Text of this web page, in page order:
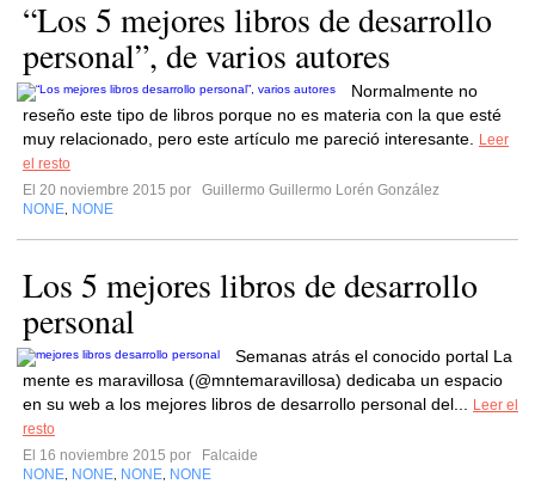
“Los 5 mejores libros de desarrollo
personal”, de varios autores
Normalmente no
reseño este tipo de libros porque no es materia con la que esté
muy relacionado, pero este artículo me pareció interesante.
Leer
el resto
El 20 noviembre 2015 por
Guillermo Guillermo Lorén González
NONE NONE
Los 5 mejores libros de desarrollo
personal
Semanas atrás el conocido portal La
mente es maravillosa (@mntemaravillosa) dedicaba un espacio
en su web a los mejores libros de desarrollo personal del...
Leer el
resto
El 16 noviembre 2015 por
Falcaide
NONE NONE NONE NONE